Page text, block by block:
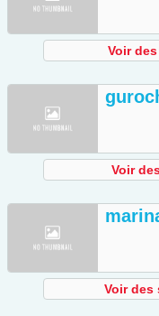
Voir
Voir
Voir des